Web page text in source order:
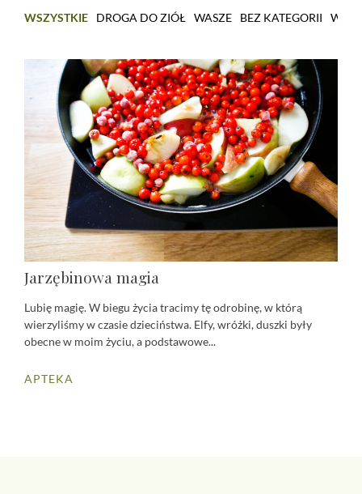
WSZYSTKIE DROGA DO ZIÓŁ WASZE BEZ KATEGORII
Jarzębinowa magia
Lubię magię. W biegu życia tracimy tę odrobinę, w którą
wierzyliśmy w czasie dzieciństwa. Elfy, wróżki, duszki były
obecne w moim życiu, a podstawowe...
APTEKA